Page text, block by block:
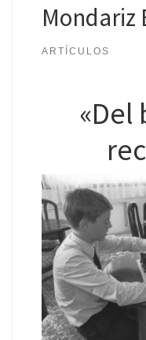
Mondariz
ARTÍCULOS
«Del